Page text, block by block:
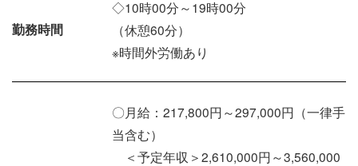
勤務時間
◇10時00分～19時00分
（休憩60分）
※時間外労働あり
〇月給：217,800円～297,000円（一律手
当含む）
＜予定年収＞2,610,000円～3,560,000